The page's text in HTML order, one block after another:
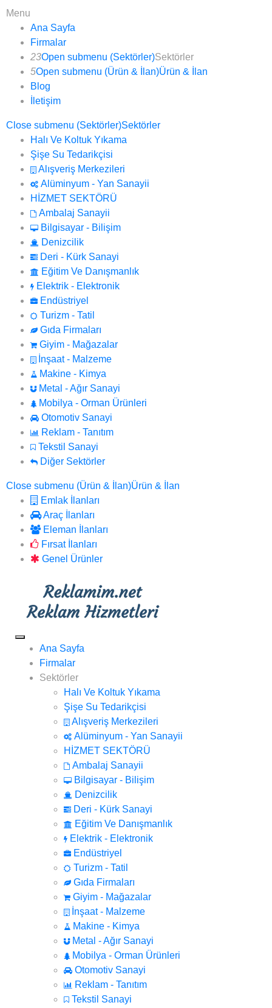
Menu
Ana Sayfa
Firmalar
23Open submenu (Sektörler)Sektörler
5Open submenu (Ürün & İlan)Ürün & İlan
Blog
İletişim
Close submenu (Sektörler)Sektörler
Halı Ve Koltuk Yıkama
Şişe Su Tedarikçisi
Alışveriş Merkezileri
Alüminyum - Yan Sanayii
HİZMET SEKTÖRÜ
Ambalaj Sanayii
Bilgisayar - Bilişim
Denizcilik
Deri - Kürk Sanayi
Eğitim Ve Danışmanlık
Elektrik - Elektronik
Endüstriyel
Turizm - Tatil
Gıda Firmaları
Giyim - Mağazalar
İnşaat - Malzeme
Makine - Kimya
Metal - Ağır Sanayi
Mobilya - Orman Ürünleri
Otomotiv Sanayi
Reklam - Tanıtım
Tekstil Sanayi
Diğer Sektörler
Close submenu (Ürün & İlan)Ürün & İlan
Emlak İlanları
Araç İlanları
Eleman İlanları
Fırsat İlanları
Genel Ürünler
Ana Sayfa
Firmalar
Sektörler
Halı Ve Koltuk Yıkama
Şişe Su Tedarikçisi
Alışveriş Merkezileri
Alüminyum - Yan Sanayii
HİZMET SEKTÖRÜ
Ambalaj Sanayii
Bilgisayar - Bilişim
Denizcilik
Deri - Kürk Sanayi
Eğitim Ve Danışmanlık
Elektrik - Elektronik
Endüstriyel
Turizm - Tatil
Gıda Firmaları
Giyim - Mağazalar
İnşaat - Malzeme
Makine - Kimya
Metal - Ağır Sanayi
Mobilya - Orman Ürünleri
Otomotiv Sanayi
Reklam - Tanıtım
Tekstil Sanayi